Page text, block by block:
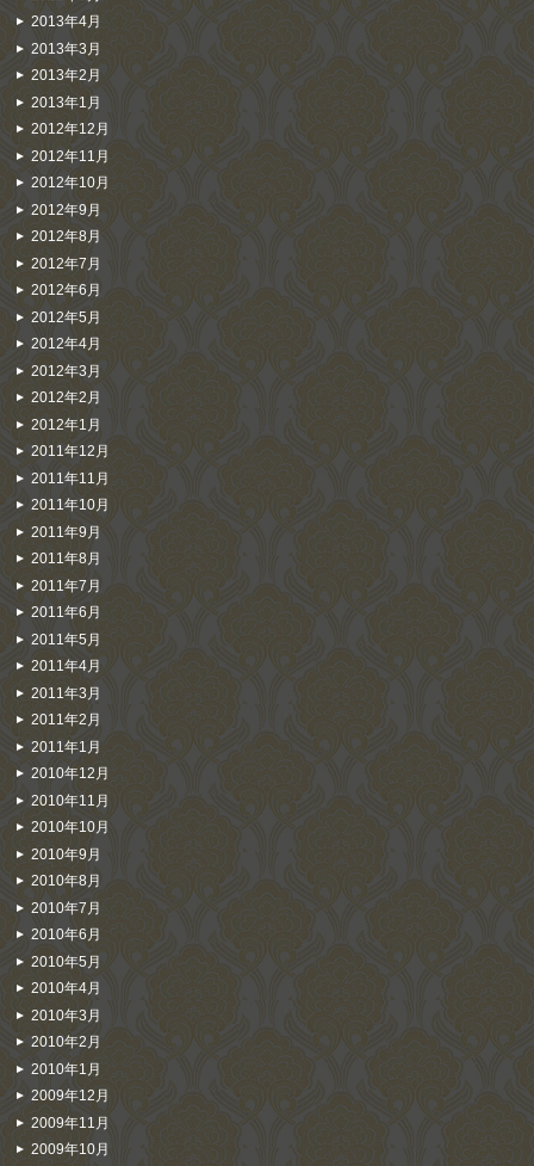
2013年4月
2013年3月
2013年2月
2013年1月
2012年12月
2012年11月
2012年10月
2012年9月
2012年8月
2012年7月
2012年6月
2012年5月
2012年4月
2012年3月
2012年2月
2012年1月
2011年12月
2011年11月
2011年10月
2011年9月
2011年8月
2011年7月
2011年6月
2011年5月
2011年4月
2011年3月
2011年2月
2011年1月
2010年12月
2010年11月
2010年10月
2010年9月
2010年8月
2010年7月
2010年6月
2010年5月
2010年4月
2010年3月
2010年2月
2010年1月
2009年12月
2009年11月
2009年10月